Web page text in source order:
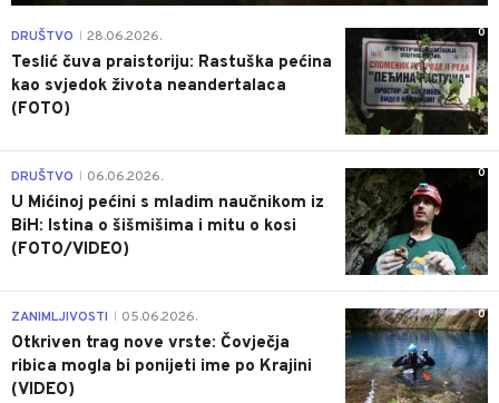
0
DRUŠTVO 28.06.2026.
Teslić čuva praistoriju: Rastuška pećina
kao svjedok života neandertalaca
(FOTO)
0
DRUŠTVO 06.06.2026.
U Mićinoj pećini s mladim naučnikom iz
BiH: Istina o šišmišima i mitu o kosi
(FOTO/VIDEO)
0
ZANIMLJIVOSTI 05.06.2026.
Otkriven trag nove vrste: Čovječja
ribica mogla bi ponijeti ime po Krajini
(VIDEO)